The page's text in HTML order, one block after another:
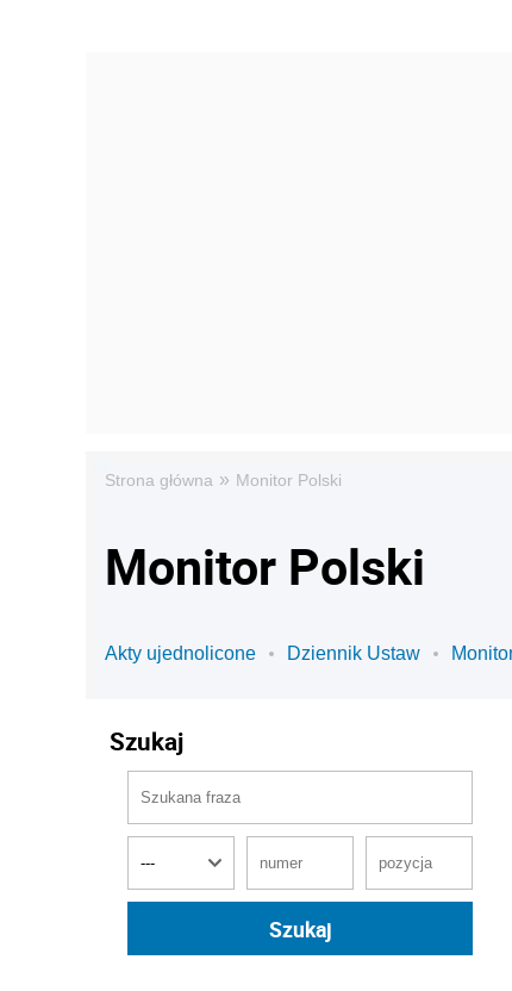
Strona główna » Monitor Polski
Monitor Polski
Akty ujednolicone Dziennik Ustaw
Szukaj